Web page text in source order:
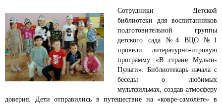
Сотрудники Детской
библиотеки для воспитанников
подготовительной группы
детского сада №4 ВЦО №1
провели литературно-игровую
программу «В стране Мульти-
Пульти». Библиотекарь начала с
беседы о любимых
мультфильмах, создав атмосферу
доверия. Дети отправились в путешествие на «ковре-самолёте» в